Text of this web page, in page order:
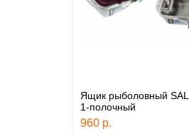
Ящик рыболовный
1-полочный
960 р.